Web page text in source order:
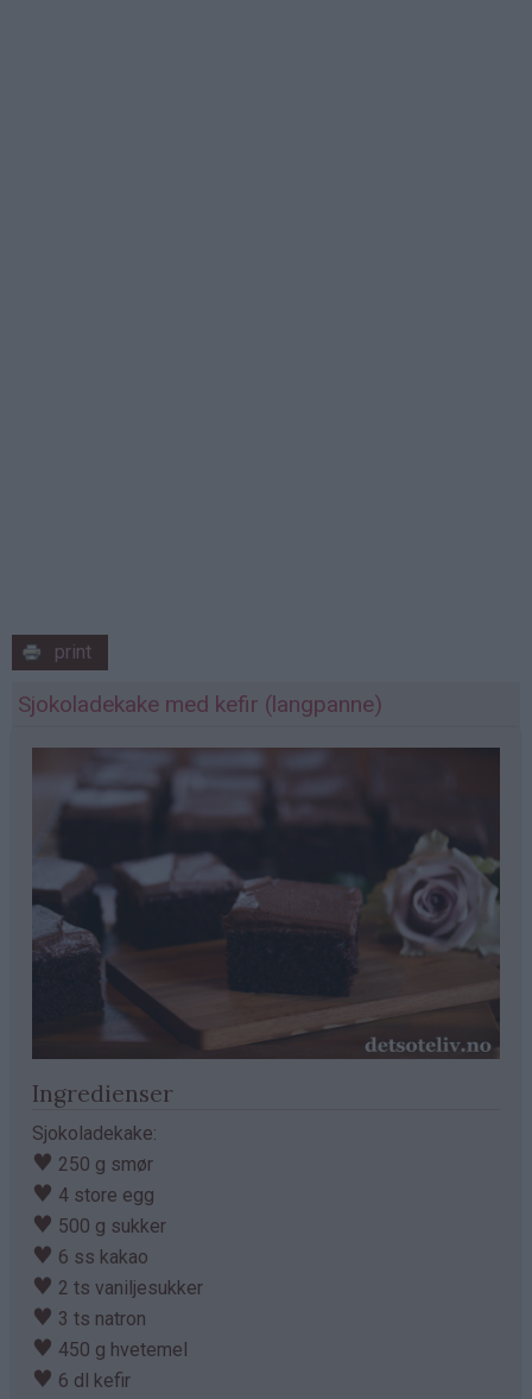
print
Sjokoladekake med kefir (langpanne)
Ingredienser
Sjokoladekake:
♥ 250 g smør
♥ 4 store egg
♥ 500 g sukker
♥ 6 ss kakao
♥ 2 ts vaniljesukker
♥ 3 ts natron
♥ 450 g hvetemel
♥ 6 dl kefir